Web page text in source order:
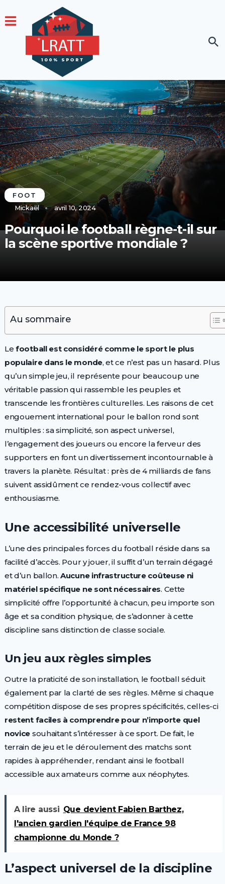
FOOT
Mickaël
avril 10, 2024
Pourquoi le football règne-t-il sur
la scène sportive mondiale ?
Au sommaire
Lefootball est considéré comme le sport le plus
populaire dans le monde, et ce n’est pas un hasard. Plus
qu’un simple jeu, il représente pour beaucoup une
véritable passion qui rassemble les peuples et
transcende les frontières culturelles. Les raisons de cet
engouement international pour le ballon rond sont
multiples : sa simplicité, son aspect universel,
l’engagement des joueurs ou encore la ferveur des
supporters en font un divertissement incontournable à
travers la planète. Résultat : près de 4 milliards de fans
suivent assidûment ce rendez-vous collectif avec
enthousiasme.
Une accessibilité universelle
L’une des principales forces du football réside dans sa
facilité d’accès. Pour y jouer, il suffit d’un terrain dégagé
et d’un ballon. Aucune infrastructure coûteuse ni
matériel spécifique ne sont nécessaires. Cette
simplicité offre l’opportunité à chacun, peu importe son
âge et sa condition physique, de s’adonner à cette
discipline sans distinction de classe sociale.
Un jeu aux règles simples
Outre la praticité de son installation, le football séduit
également par la clarté de ses règles. Même si chaque
compétition dispose de ses propres spécificités, celles-ci
restent faciles à comprendre pour n’importe quel
novice souhaitant s’intéresser à ce sport. De fait, le
terrain de jeu et le déroulement des matchs sont
rapides à appréhender, rendant ainsi le football
accessible aux amateurs comme aux néophytes.
A lire aussi Que devient Fabien Barthez,
l'ancien gardien l'équipe de France 98
championne du Monde ?
L’aspect universel de la discipline